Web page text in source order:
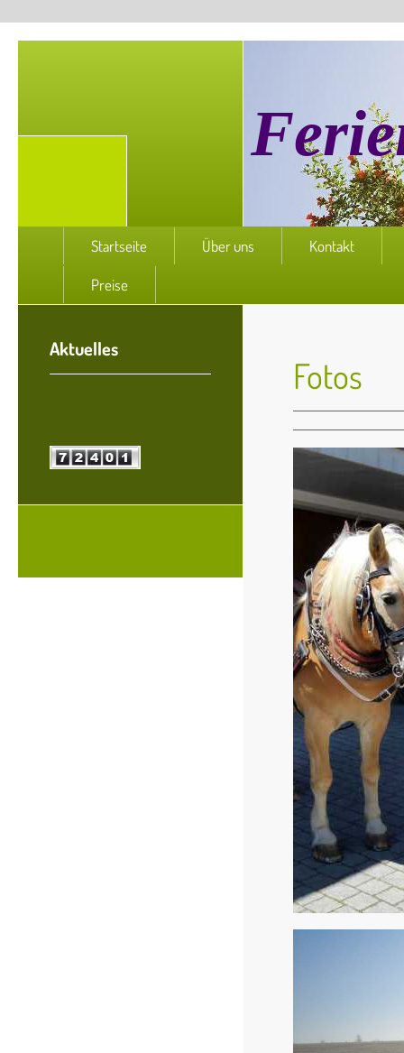
Startseite Über uns Kontakt
Preise
Aktuelles
Fotos